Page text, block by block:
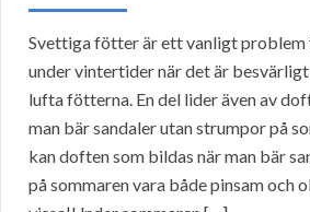
Svettiga fötter är ett vanligt problem
under vintertider när det är
lufta fötterna. En del lider även av
man bär sandaler utan strumpor på
kan doften som bildas när man bär
på sommaren vara både pinsam och